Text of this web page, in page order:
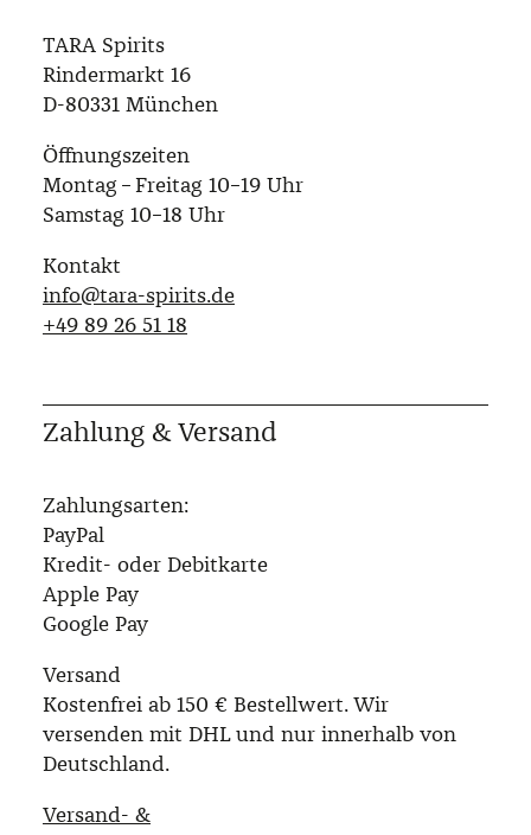
TARA Spirits
Rindermarkt 16
D-80331 München
Öffnungszeiten
Montag – Freitag 10–19 Uhr
Samstag 10–18 Uhr
Kontakt
info@tara-spirits.de
‭+49 89 26 51 18‬
Zahlung & Versand
Zahlungsarten:
PayPal
Kredit- oder Debitkarte
Apple Pay
Google Pay
Versand
Kostenfrei ab 150 € Bestellwert. Wir
versenden mit DHL und nur innerhalb von
Deutschland.
Versand- &